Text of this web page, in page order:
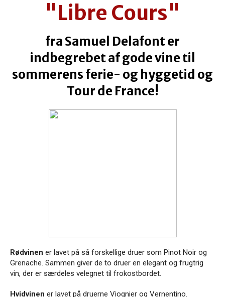
"Libre Cours"
fra Samuel Delafont er
indbegrebet af gode vine til
sommerens ferie- og hyggetid og
Tour de France!
Rødvinen er lavet på så forskellige druer som Pinot Noir og
Grenache. Sammen giver de to druer en elegant og frugtrig
vin, der er særdeles velegnet til frokostbordet.
Hvidvinen er lavet på druerne Viognier og Vernentino.